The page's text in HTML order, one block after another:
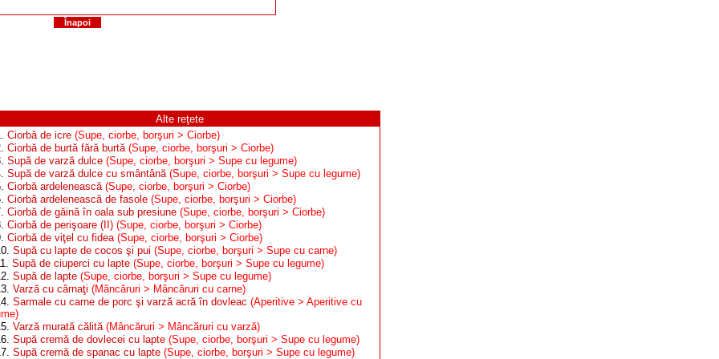
Înapoi
Alte reţete
Ciorbă de icre (Supe, ciorbe, borşuri > Ciorbe)
Ciorbă de burtă fără burtă (Supe, ciorbe, borşuri > Ciorbe)
Supă de varză dulce (Supe, ciorbe, borşuri > Supe cu legume)
Supă de varză dulce cu smântână (Supe, ciorbe, borşuri > Supe cu legume)
Ciorbă ardelenească (Supe, ciorbe, borşuri > Ciorbe)
Ciorbă ardelenească de fasole (Supe, ciorbe, borşuri > Ciorbe)
Ciorbă de găină în oala sub presiune (Supe, ciorbe, borşuri > Ciorbe)
Ciorbă de perişoare (II) (Supe, ciorbe, borşuri > Ciorbe)
Ciorbă de viţel cu fidea (Supe, ciorbe, borşuri > Ciorbe)
Supă cu lapte de cocos şi pui (Supe, ciorbe, borşuri > Supe cu carne)
Supă de ciuperci cu lapte (Supe, ciorbe, borşuri > Supe cu legume)
Supă de lapte (Supe, ciorbe, borşuri > Supe cu legume)
Varză cu cârnaţi (Mâncăruri > Mâncăruri cu carne)
Sarmale cu carne de porc şi varză acră în dovleac (Aperitive > Aperitive cu
Varză murată călită (Mâncăruri > Mâncăruri cu varză)
Supă cremă de dovlecei cu lapte (Supe, ciorbe, borşuri > Supe cu legume)
Supă cremă de spanac cu lapte (Supe, ciorbe, borşuri > Supe cu legume)